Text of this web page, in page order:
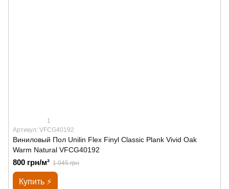
1
Артикул: VFCG40192
Виниловый Пол Unilin Flex Finyl Classic Plank Vivid Oak
Warm Natural VFCG40192
800 грн/м² 1 045 грн
Купить ⚡